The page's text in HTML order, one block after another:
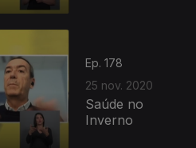
Ep. 178
25 nov. 2020
Saúde no
Inverno